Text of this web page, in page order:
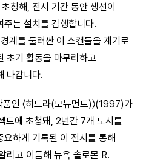
청해, 전시 기간 동안 생선이
는 설치를 감행합니다.
계를 둘러싼 이 스캔들을 계기로
초기 활동을 마무리하고
나갑니다.
인 〈히드라(모뉴먼트)〉(1997)가
에 초청돼, 2년간 7개 도시를
하게 기록된 이 전시를 통해
리고 이듬해 뉴욕 솔로몬 R.